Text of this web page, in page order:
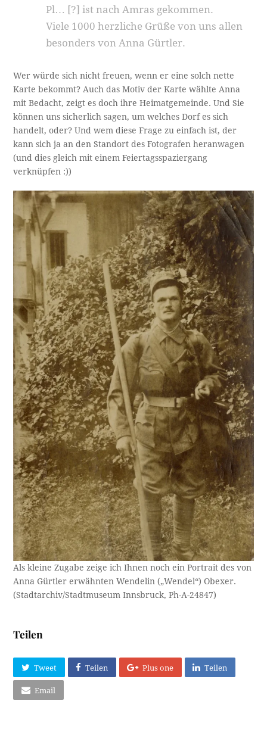
Pl… [?] ist nach Amras gekommen.
Viele 1000 herzliche Grüße von uns allen
besonders von Anna Gürtler.
Wer würde sich nicht freuen, wenn er eine solch nette
Karte bekommt? Auch das Motiv der Karte wählte Anna
mit Bedacht, zeigt es doch ihre Heimatgemeinde. Und Sie
können uns sicherlich sagen, um welches Dorf es sich
handelt, oder? Und wem diese Frage zu einfach ist, der
kann sich ja an den Standort des Fotografen heranwagen
(und dies gleich mit einem Feiertagsspaziergang
verknüpfen :))
Als kleine Zugabe zeige ich Ihnen noch ein Portrait des von
Anna Gürtler erwähnten Wendelin („Wendel“) Obexer.
(Stadtarchiv/Stadtmuseum Innsbruck, Ph-A-24847)
Teilen
Tweet Teilen Plus one Teilen
Email